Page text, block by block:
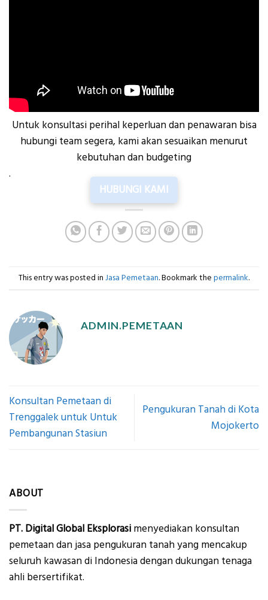
Untuk konsultasi perihal keperluan dan penawaran bisa
hubungi team segera, kami akan sesuaikan menurut
kebutuhan dan budgeting
.
HUBUNGI KAMI
This entry was posted in Jasa Pemetaan. Bookmark the permalink.
ADMIN.PEMETAAN
Konsultan Pemetaan di
Trenggalek untuk Untuk
Pembangunan Stasiun
Pengukuran Tanah di Kota
Mojokerto
ABOUT
PT. Digital Global Eksplorasi menyediakan konsultan
pemetaan dan jasa pengukuran tanah yang mencakup
seluruh kawasan di Indonesia dengan dukungan tenaga
ahli bersertifikat.